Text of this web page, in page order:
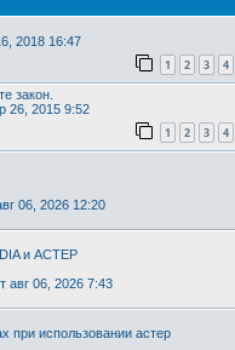
2018 16:47
1 2 3 4
закон.
26, 2015 9:52
1 2 3 4
06, 2026 12:20
и АСТЕР
авг 06, 2026 7:43
при использовании астер